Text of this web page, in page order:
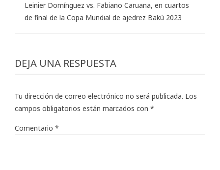
Leinier Domínguez vs. Fabiano Caruana, en cuartos
de final de la Copa Mundial de ajedrez Bakú 2023
DEJA UNA RESPUESTA
Tu dirección de correo electrónico no será publicada. Los
campos obligatorios están marcados con *
Comentario *